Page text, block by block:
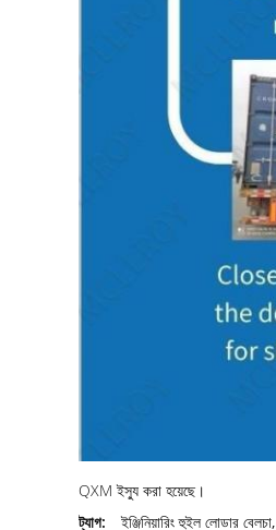
QXM ইস্যু করা হয়েছে।
ট্যাগ:
ইঞ্জিনিয়ারিং হুইল লোডার বেলচা,